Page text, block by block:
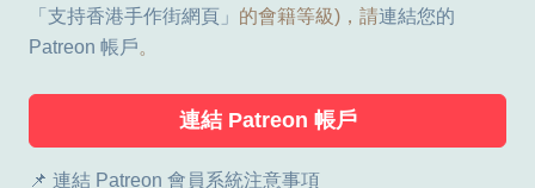
「支持香港手作街網頁」 的會籍等級)，請連結您的
Patreon 帳戶。
連結 Patreon 帳戶
📌 連結 Patreon 會員系統注意事項